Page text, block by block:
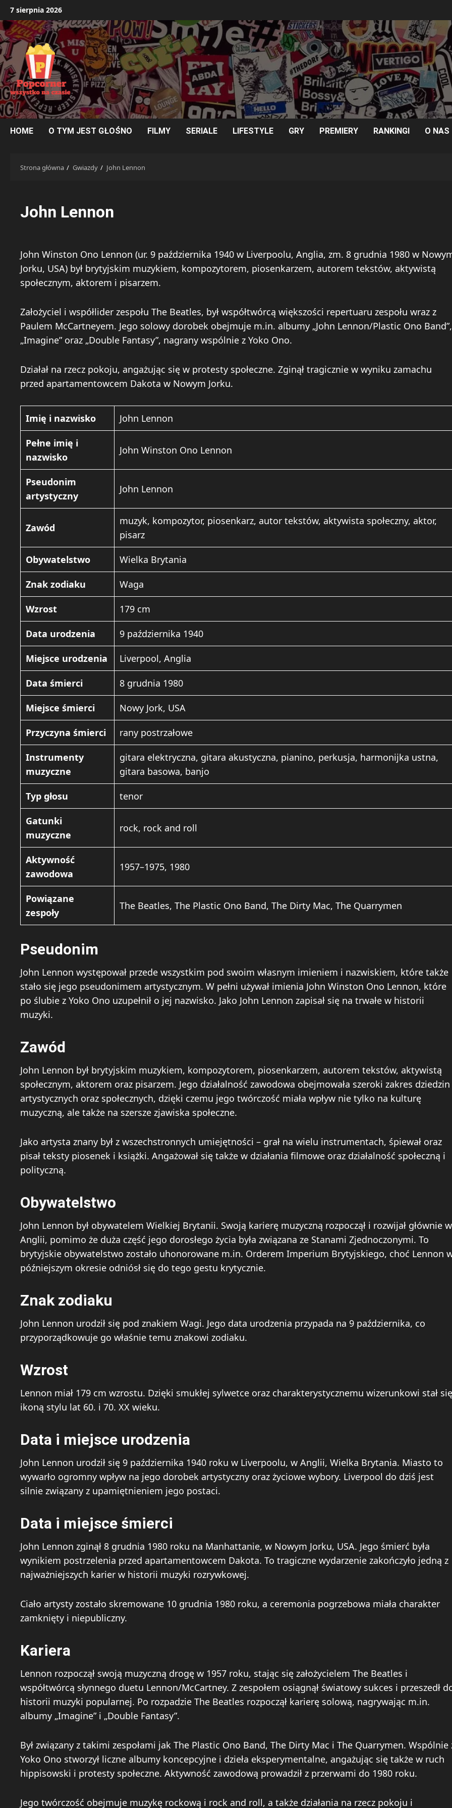
Przejdź
do
treści
7 sierpnia 2026
HOME O TYM JEST GŁOŚNO FILMY SERIALE LIFESTYLE GRY PREMIERY RANKINGI O NAS
Strona główna Gwiazdy John Lennon
John Lennon
John Winston Ono Lennon (ur. 9 października 1940 w Liverpoolu, Anglia, zm. 8 grudnia 1980 w
Jorku, USA) był brytyjskim muzykiem, kompozytorem, piosenkarzem, autorem tekstów, aktywistą
społecznym, aktorem i pisarzem.
Założyciel i współlider zespołu The Beatles, był współtwórcą większości repertuaru zespołu wraz z
Paulem McCartneyem. Jego solowy dorobek obejmuje m.in. albumy „John Lennon/Plastic Ono Band”,
„Imagine” oraz „Double Fantasy”, nagrany wspólnie z Yoko Ono.
Działał na rzecz pokoju, angażując się w protesty społeczne. Zginął tragicznie w wyniku zamachu
przed apartamentowcem Dakota w Nowym Jorku.
Imię i nazwisko John Lennon
Pełne imię i
nazwisko
John Winston Ono Lennon
Pseudonim
artystyczny
John Lennon
Zawód
muzyk, kompozytor, piosenkarz, autor tekstów, aktywista społeczny, aktor,
pisarz
Obywatelstwo Wielka Brytania
Znak zodiaku Waga
Wzrost 179 cm
Data urodzenia 9 października 1940
Miejsce urodzenia Liverpool, Anglia
Data śmierci 8 grudnia 1980
Miejsce śmierci Nowy Jork, USA
Przyczyna śmierci rany postrzałowe
Instrumenty
muzyczne
gitara elektryczna, gitara akustyczna, pianino, perkusja, harmonijka ustna,
gitara basowa, banjo
Typ głosu tenor
Gatunki
muzyczne
rock, rock and roll
Aktywność
zawodowa
1957–1975, 1980
Powiązane
zespoły
The Beatles, The Plastic Ono Band, The Dirty Mac, The Quarrymen
Pseudonim
John Lennon występował przede wszystkim pod swoim własnym imieniem i nazwiskiem, które także
stało się jego pseudonimem artystycznym. W pełni używał imienia John Winston Ono Lennon, które
po ślubie z Yoko Ono uzupełnił o jej nazwisko. Jako John Lennon zapisał się na trwałe w historii
muzyki.
Zawód
John Lennon był brytyjskim muzykiem, kompozytorem, piosenkarzem, autorem tekstów, aktywistą
społecznym, aktorem oraz pisarzem. Jego działalność zawodowa obejmowała szeroki zakres dziedzin
artystycznych oraz społecznych, dzięki czemu jego twórczość miała wpływ nie tylko na kulturę
muzyczną, ale także na szersze zjawiska społeczne.
Jako artysta znany był z wszechstronnych umiejętności – grał na wielu instrumentach, śpiewał oraz
pisał teksty piosenek i książki. Angażował się także w działania filmowe oraz działalność społeczną i
polityczną.
Obywatelstwo
John Lennon był obywatelem Wielkiej Brytanii. Swoją karierę muzyczną rozpoczął i rozwijał głównie w
Anglii, pomimo że duża część jego dorosłego życia była związana ze Stanami Zjednoczonymi. To
brytyjskie obywatelstwo zostało uhonorowane m.in. Orderem Imperium Brytyjskiego, choć Lennon
późniejszym okresie odniósł się do tego gestu krytycznie.
Znak zodiaku
John Lennon urodził się pod znakiem Wagi. Jego data urodzenia przypada na 9 października, co
przyporządkowuje go właśnie temu znakowi zodiaku.
Wzrost
Lennon miał 179 cm wzrostu. Dzięki smukłej sylwetce oraz charakterystycznemu wizerunkowi stał się
ikoną stylu lat 60. i 70. XX wieku.
Data i miejsce urodzenia
John Lennon urodził się 9 października 1940 roku w Liverpoolu, w Anglii, Wielka Brytania. Miasto to
wywarło ogromny wpływ na jego dorobek artystyczny oraz życiowe wybory. Liverpool do dziś jest
silnie związany z upamiętnieniem jego postaci.
Data i miejsce śmierci
John Lennon zginął 8 grudnia 1980 roku na Manhattanie, w Nowym Jorku, USA. Jego śmierć była
wynikiem postrzelenia przed apartamentowcem Dakota. To tragiczne wydarzenie zakończyło jedną z
najważniejszych karier w historii muzyki rozrywkowej.
Ciało artysty zostało skremowane 10 grudnia 1980 roku, a ceremonia pogrzebowa miała charakter
zamknięty i niepubliczny.
Kariera
Lennon rozpoczął swoją muzyczną drogę w 1957 roku, stając się założycielem The Beatles i
współtwórcą słynnego duetu Lennon/McCartney. Z zespołem osiągnął światowy sukces i przeszedł
historii muzyki popularnej. Po rozpadzie The Beatles rozpoczął karierę solową, nagrywając m.in.
albumy „Imagine” i „Double Fantasy”.
Był związany z takimi zespołami jak The Plastic Ono Band, The Dirty Mac i The Quarrymen. Wspólnie
Yoko Ono stworzył liczne albumy koncepcyjne i dzieła eksperymentalne, angażując się także w ruch
hippisowski i protesty społeczne. Aktywność zawodową prowadził z przerwami do 1980 roku.
Jego twórczość obejmuje muzykę rockową i rock and roll, a także działania na rzecz pokoju i